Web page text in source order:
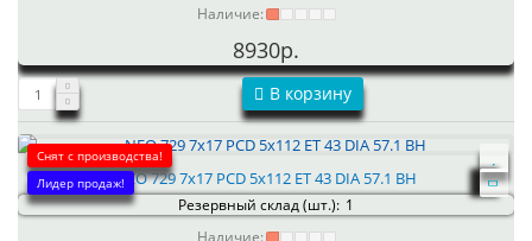
Наличие:
8930р.
В корзину
Снят с производства!
Лидер продаж!NEO 729 7x17 PCD 5x112 ET 43 DIA 57.1 BH
Резервный склад (шт.): 1
Наличие: